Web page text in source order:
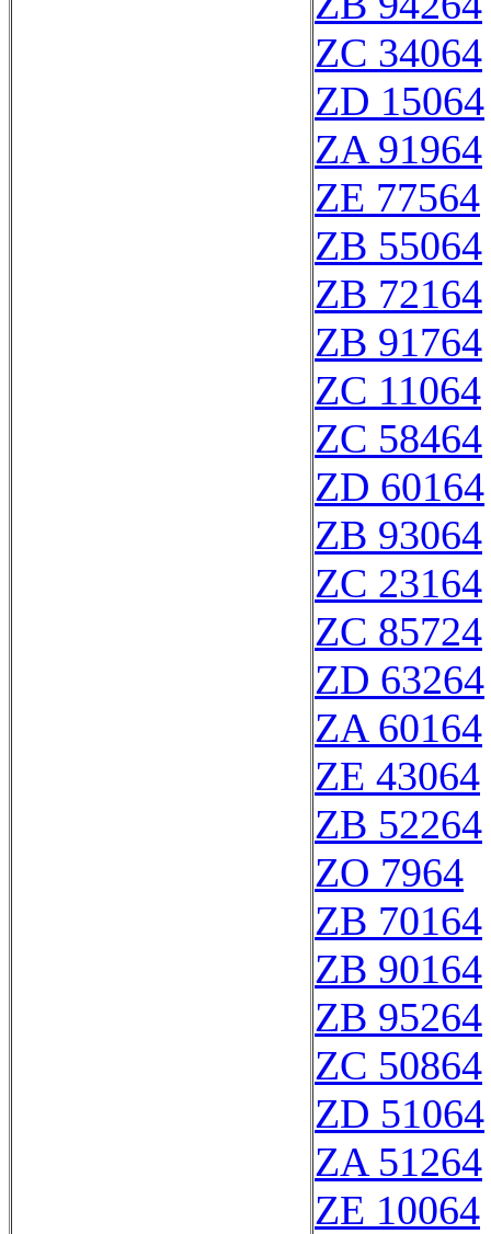
ZC 34064
ZD 15064
ZA 91964
ZE 77564
ZB 55064
ZB 72164
ZB 91764
ZC 11064
ZC 58464
ZD 60164
ZB 93064
ZC 23164
ZC 85724
ZD 63264
ZA 60164
ZE 43064
ZB 52264
ZO 7964
ZB 70164
ZB 90164
ZB 95264
ZC 50864
ZD 51064
ZA 51264
ZE 10064